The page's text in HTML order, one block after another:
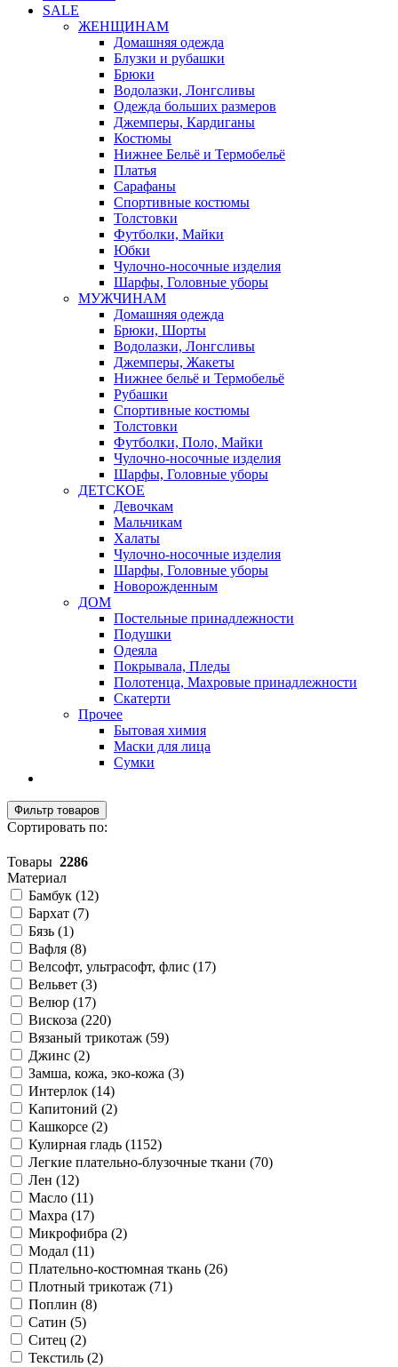
SALE
ЖЕНЩИНАМ
Домашняя одежда
Блузки и рубашки
Брюки
Водолазки, Лонгсливы
Одежда больших размеров
Джемперы, Кардиганы
Костюмы
Нижнее Бельё и Термобельё
Платья
Сарафаны
Спортивные костюмы
Толстовки
Футболки, Майки
Юбки
Чулочно-носочные изделия
Шарфы, Головные уборы
МУЖЧИНАМ
Домашняя одежда
Брюки, Шорты
Водолазки, Лонгсливы
Джемперы, Жакеты
Нижнее бельё и Термобельё
Рубашки
Спортивные костюмы
Толстовки
Футболки, Поло, Майки
Чулочно-носочные изделия
Шарфы, Головные уборы
ДЕТСКОЕ
Девочкам
Мальчикам
Халаты
Чулочно-носочные изделия
Шарфы, Головные уборы
Новорожденным
ДОМ
Постельные принадлежности
Подушки
Одеяла
Покрывала, Пледы
Полотенца, Махровые принадлежности
Скатерти
Прочее
Бытовая химия
Маски для лица
Сумки
Фильтр товаров
Сортировать по:
Товары 2286
Материал
Бамбук (12)
Бархат (7)
Бязь (1)
Вафля (8)
Велсофт, ультрасофт, флис (17)
Вельвет (3)
Велюр (17)
Вискоза (220)
Вязаный трикотаж (59)
Джинс (2)
Замша, кожа, эко-кожа (3)
Интерлок (14)
Капитоний (2)
Кашкорсе (2)
Кулирная гладь (1152)
Легкие плательно-блузочные ткани (70)
Лен (12)
Масло (11)
Махра (17)
Микрофибра (2)
Модал (11)
Плательно-костюмная ткань (26)
Плотный трикотаж (71)
Поплин (8)
Сатин (5)
Ситец (2)
Текстиль (2)